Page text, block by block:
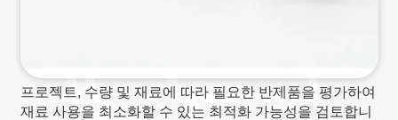
프로젝트, 수량 및 재료에 따라 필요한 반제품을 평가하여
재료 사용을 최소화할 수 있는 최적화 가능성을 검토합니